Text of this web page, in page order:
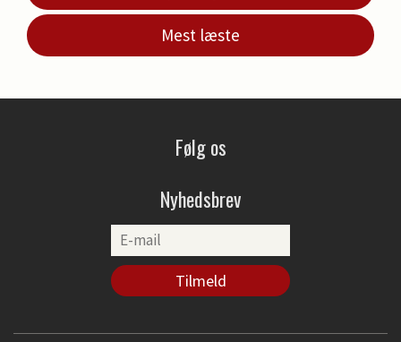
Mest læste
Følg os
Nyhedsbrev